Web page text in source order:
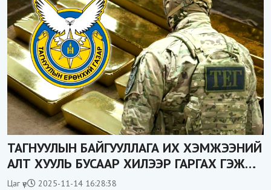
ТАГНУУЛЫН БАЙГУУЛЛАГА ИХ ХЭМЖЭЭНИЙ
АЛТ ХУУЛЬ БУСААР ХИЛЭЭР ГАРГАХ ГЭЖ
БАЙСАН ҮЙЛДЛИЙГ ТАСЛАН ЗОГСООЛОО
Цаг үе 2025-11-14 16:28:38